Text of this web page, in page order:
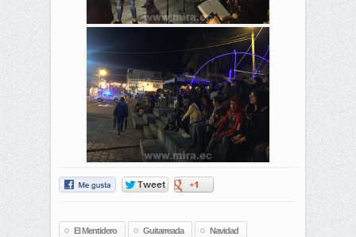
El Mentidero Guitarreada Navidad